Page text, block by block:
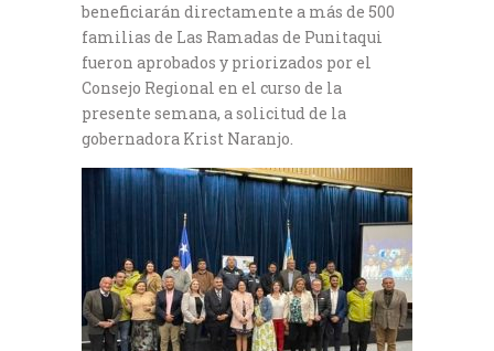
beneficiarán directamente a más de 500
familias de Las Ramadas de Punitaqui
fueron aprobados y priorizados por el
Consejo Regional en el curso de la
presente semana, a solicitud de la
gobernadora Krist Naranjo.